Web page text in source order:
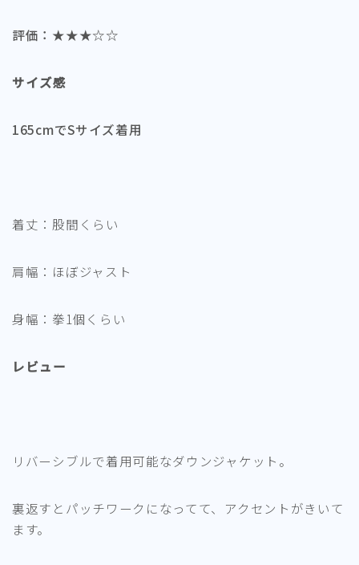
評価：★★★☆☆
サイズ感
165cmでSサイズ着用
着丈：股間くらい
肩幅：ほぼジャスト
身幅：拳1個くらい
レビュー
リバーシブルで着用可能なダウンジャケット。
裏返すとパッチワークになってて、アクセントがきいて
ます。